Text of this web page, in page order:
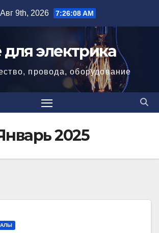
9th, 2026 7:26:08 AM
для электрика
провода, оборудование
2025